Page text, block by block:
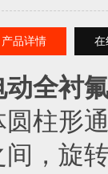
产品详情 在
动全衬
圆柱形
间，旋